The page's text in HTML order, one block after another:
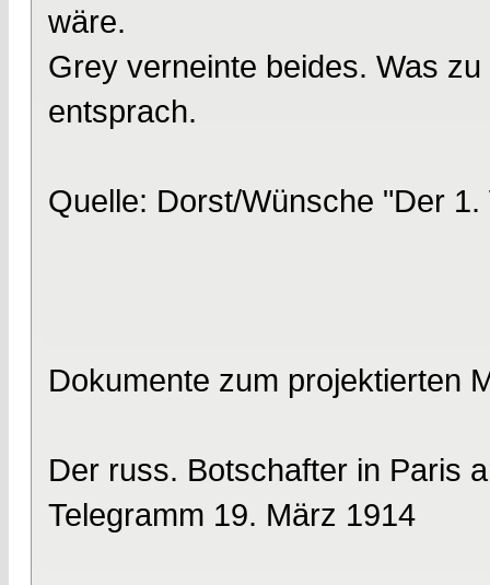
wäre.
Grey verneinte beides. Was
entsprach.
Quelle: Dorst/Wünsche "Der
Dokumente zum projektierten
Der russ. Botschafter in Paris
Telegramm 19. März 1914